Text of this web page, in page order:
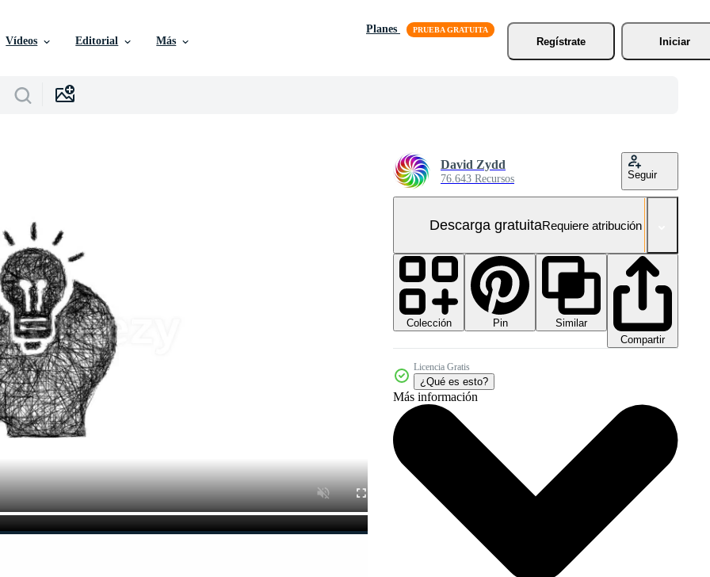
Vídeos Editorial Más
Planes
Regístrate
Iniciar
David Zydd
76.643 Recursos Seguir
Descarga gratuitaRequiere atribución
Colección Pin
Similar
Compartir
Licencia Gratis
¿Qué es esto?
Más información